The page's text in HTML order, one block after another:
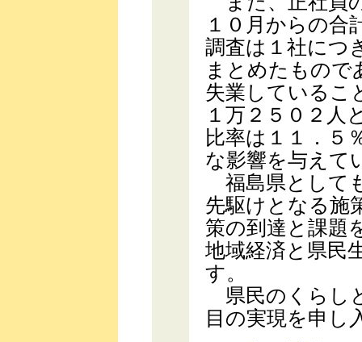
１０月からの合
調査は１社につ
まとめたもので
失業しているこ
１万２５０２人
比率は１１．５
な影響を与えて
福島県として
先駆けとなる施
策の到達と課題
地域経済と県民
す。
県民のくらし
目の実現を申し